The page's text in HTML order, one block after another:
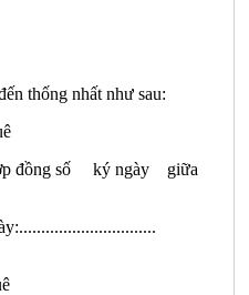
thống nhất như sau:
đồng số ký ngày giữa